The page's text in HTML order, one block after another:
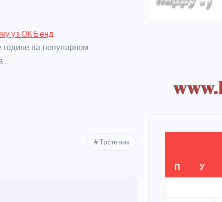
уз ОК Бенд
на популарном
Трстеник
П У